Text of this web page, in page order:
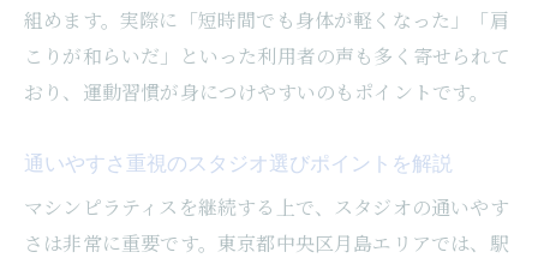
組めます。実際に「短時間でも身体が軽くなった」「肩
こりが和らいだ」といった利用者の声も多く寄せられて
おり、運動習慣が身につけやすいのもポイントです。
通いやすさ重視のスタジオ選びポイントを解説
マシンピラティスを継続する上で、スタジオの通いやす
さは非常に重要です。東京都中央区月島エリアでは、駅